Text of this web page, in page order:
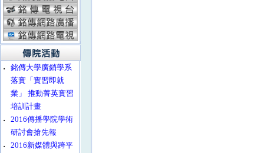
‧
銘傳大學廣銷學系
落實「實習即就
業」 推動菁英實習
培訓計畫
‧
2016傳播學院學術
研討會搶先報
‧
2016新媒體與跨平